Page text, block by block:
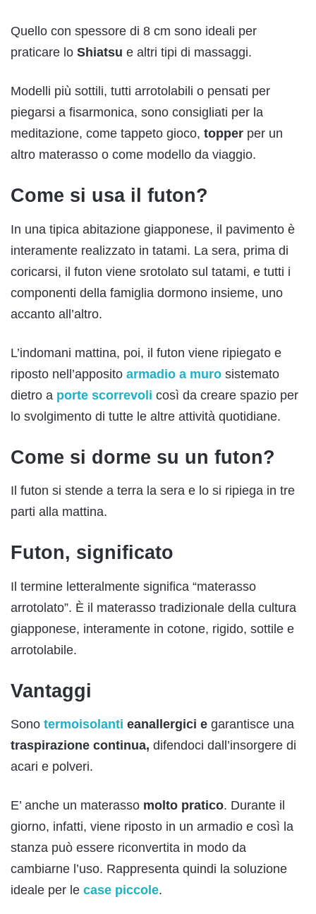
Quello con spessore di 8 cm sono ideali per
praticare lo Shiatsu e altri tipi di massaggi.
Modelli più sottili, tutti arrotolabili o pensati per
piegarsi a fisarmonica, sono consigliati per la
meditazione, come tappeto gioco, topper per un
altro materasso o come modello da viaggio.
Come si usa il futon?
In una tipica abitazione giapponese, il pavimento è
interamente realizzato in tatami. La sera, prima di
coricarsi, il futon viene srotolato sul tatami, e tutti i
componenti della famiglia dormono insieme, uno
accanto all’altro.
L’indomani mattina, poi, il futon viene ripiegato e
riposto nell’apposito armadio a muro sistemato
dietro a porte scorrevoli così da creare spazio per
lo svolgimento di tutte le altre attività quotidiane.
Come si dorme su un futon?
Il futon si stende a terra la sera e lo si ripiega in tre
parti alla mattina.
Futon, significato
Il termine letteralmente significa “materasso
arrotolato”. È il materasso tradizionale della cultura
giapponese, interamente in cotone, rigido, sottile e
arrotolabile.
Vantaggi
Sono termoisolanti eanallergici e garantisce una
traspirazione continua, difendoci dall’insorgere di
acari e polveri.
E’ anche un materasso molto pratico. Durante il
giorno, infatti, viene riposto in un armadio e così la
stanza può essere riconvertita in modo da
cambiarne l’uso. Rappresenta quindi la soluzione
ideale per le case piccole.